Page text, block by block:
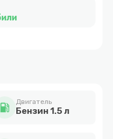
local_gas_station Двигатель
Бензин 1.5 л